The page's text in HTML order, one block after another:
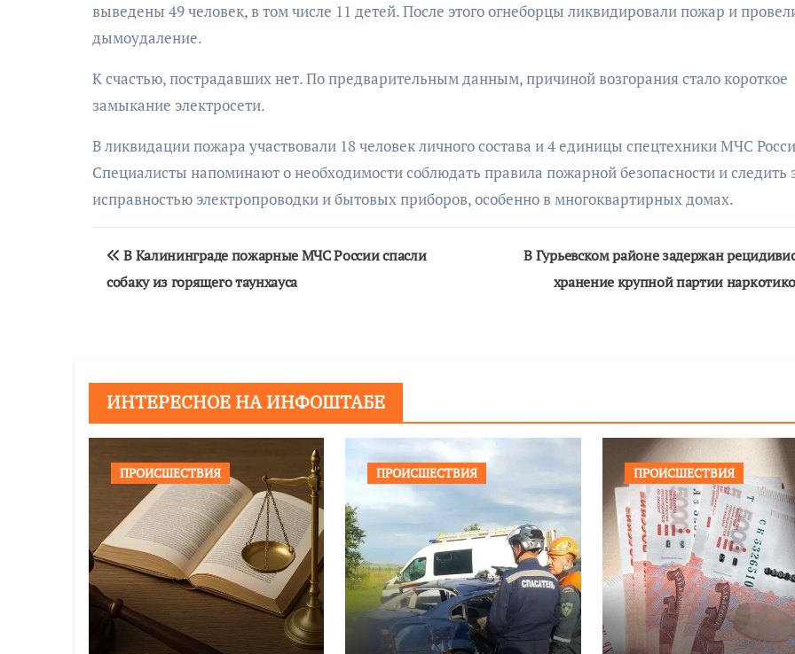
выведены 49 человек, в том числе 11 детей. После этого огнеборцы ликвидировали пожар и
дымоудаление.
К счастью, пострадавших нет. По предварительным данным, причиной возгорания стало короткое
замыкание электросети.
В ликвидации пожара участвовали 18 человек личного состава и 4 единицы спецтехники МЧС
Специалисты напоминают о необходимости соблюдать правила пожарной безопасности и следить
исправностью электропроводки и бытовых приборов, особенно в многоквартирных домах.
Навигация
по
В Калининграде пожарные МЧС России спасли
собаку из горящего таунхауса
В Гурьевском районе задержан
хранение крупной партии
ИНТЕРЕСНОЕ НА ИНФОШТАБЕ
ПРОИСШЕСТВИЯ ПРОИСШЕСТВИЯ ПРОИСШЕСТВИЯ